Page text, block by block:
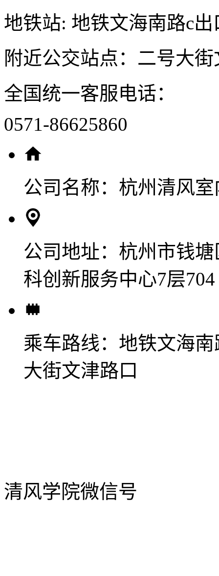
地铁站: 地铁文海南路c出
附近公交站点：二号大
全国统一客服电话：
0571-86625860
公司名称： 杭州清风
公司地址： 杭州市钱
科创新服务中心7层704
乘车路线： 地铁文海
大街文津路口
清风学院微信号